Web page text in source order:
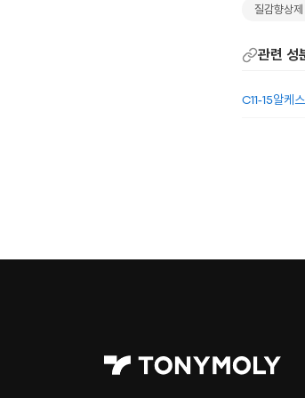
질감향상제
관련 성
C11-15알케